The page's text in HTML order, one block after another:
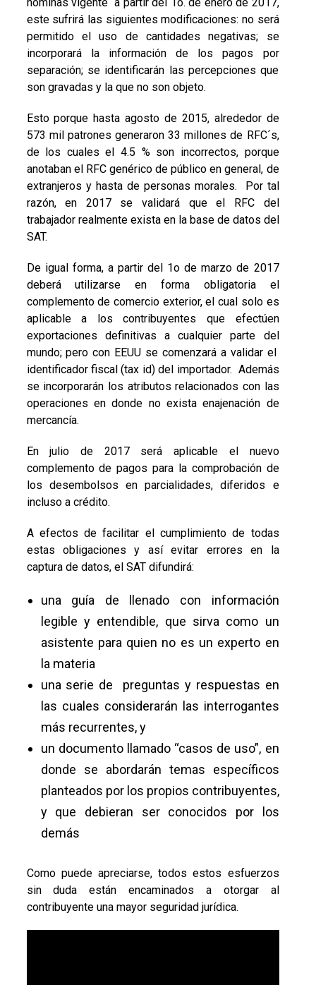
este sufrirá las siguientes modificaciones: no será
permitido el uso de cantidades negativas; se
incorporará la información de los pagos por
separación; se identificarán las percepciones que
son gravadas y la que no son objeto.
Esto porque hasta agosto de 2015, alrededor de
573 mil patrones generaron 33 millones de RFC´s,
de los cuales el 4.5 % son incorrectos, porque
anotaban el RFC genérico de público en general, de
extranjeros y hasta de personas morales. Por tal
razón, en 2017 se validará que el RFC del
trabajador realmente exista en la base de datos del
SAT.
De igual forma, a partir del 1o de marzo de 2017
deberá utilizarse en forma obligatoria el
complemento de comercio exterior, el cual solo es
aplicable a los contribuyentes que efectúen
exportaciones definitivas a cualquier parte del
mundo; pero con EEUU se comenzará a validar el
identificador fiscal (tax id) del importador. Además
se incorporarán los atributos relacionados con las
operaciones en donde no exista enajenación de
mercancía.
En julio de 2017 será aplicable el nuevo
complemento de pagos para la comprobación de
los desembolsos en parcialidades, diferidos e
incluso a crédito.
A efectos de facilitar el cumplimiento de todas
estas obligaciones y así evitar errores en la
captura de datos, el SAT difundirá:
una guía de llenado con información
legible y entendible, que sirva como un
asistente para quien no es un experto en
la materia
una serie de preguntas y respuestas en
las cuales considerarán las interrogantes
más recurrentes, y
un documento llamado “casos de uso”, en
donde se abordarán temas específicos
planteados por los propios contribuyentes,
y que debieran ser conocidos por los
demás
Como puede apreciarse, todos estos esfuerzos
sin duda están encaminados a otorgar al
contribuyente una mayor seguridad jurídica.